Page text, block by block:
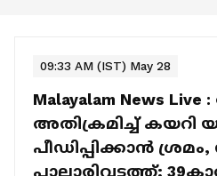
09:33 AM (IST) May 28
Malayalam News Live :
അതിക്രമിച്ച് കയറി
പീഡിപ്പിക്കാൻ
പാലാരിവട്ടത്ത്;